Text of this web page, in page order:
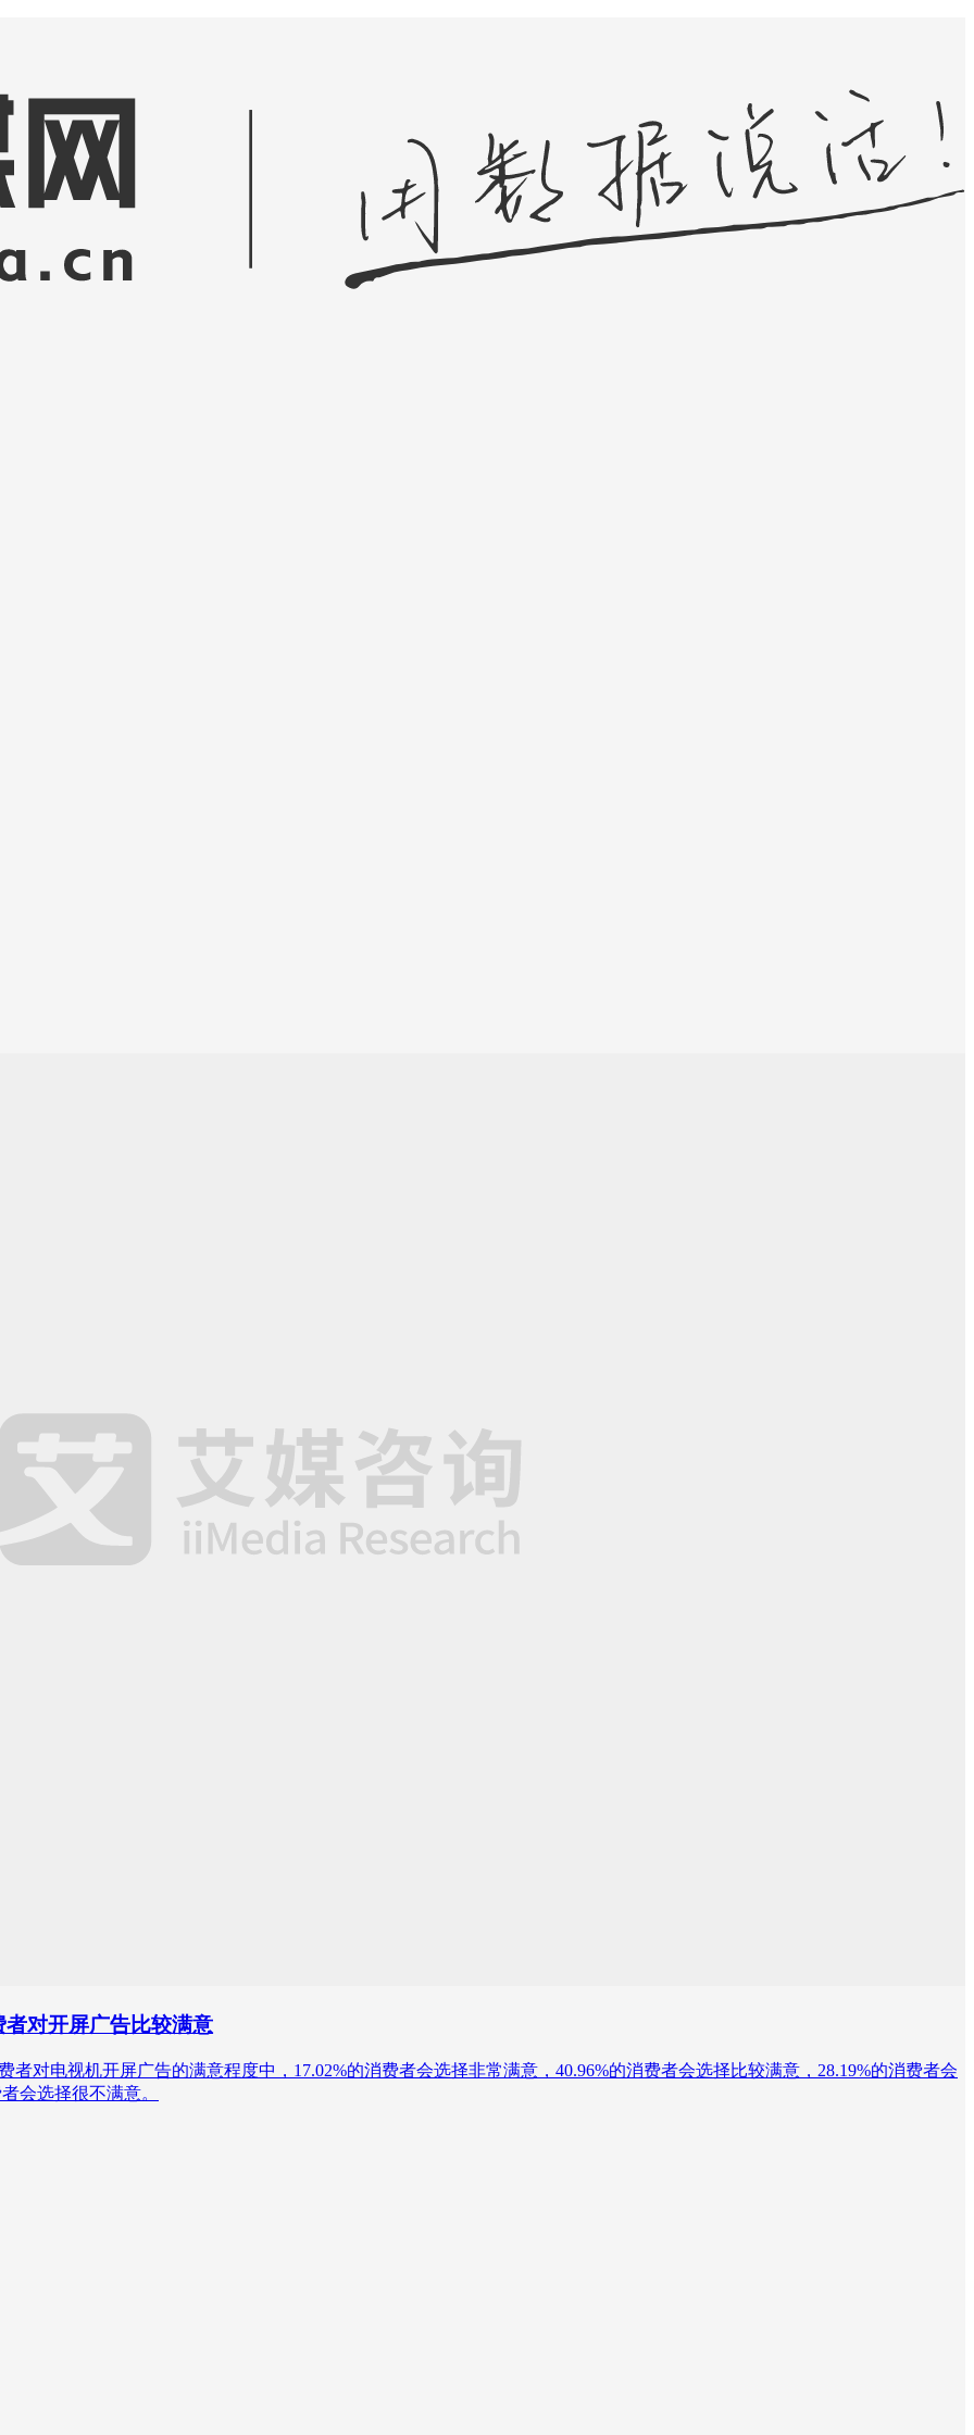
对开屏广告比较满意
者对电视机开屏广告的满意程度中，17.02%的消费者会选择非常满意，40.96%的消费者会选择比较满意，28.19%的消费者会
会选择很不满意。